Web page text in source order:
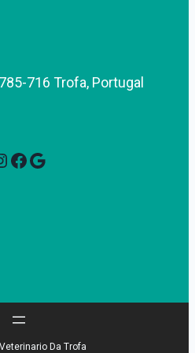
716 Trofa, Portugal
Facebook Google
Da Trofa